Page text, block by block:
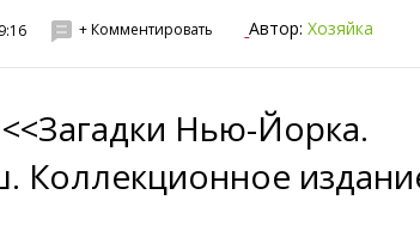
+ Комментировать Автор:Хозяйка
Нью-Йорка.
Коллекционное